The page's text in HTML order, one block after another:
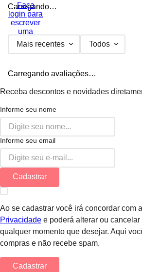
Carregando…
Faça
login para
escrever
uma
avaliação.
Mais recentes Todos
Carregando avaliações…
Receba descontos e novidades
Informe seu nome
Informe seu email
Cadastrar
Ao se cadastrar você irá concordar com
Privacidade e poderá alterar ou
qualquer momento que desejar. Aqui
compras e não recebe spam.
Cadastrar